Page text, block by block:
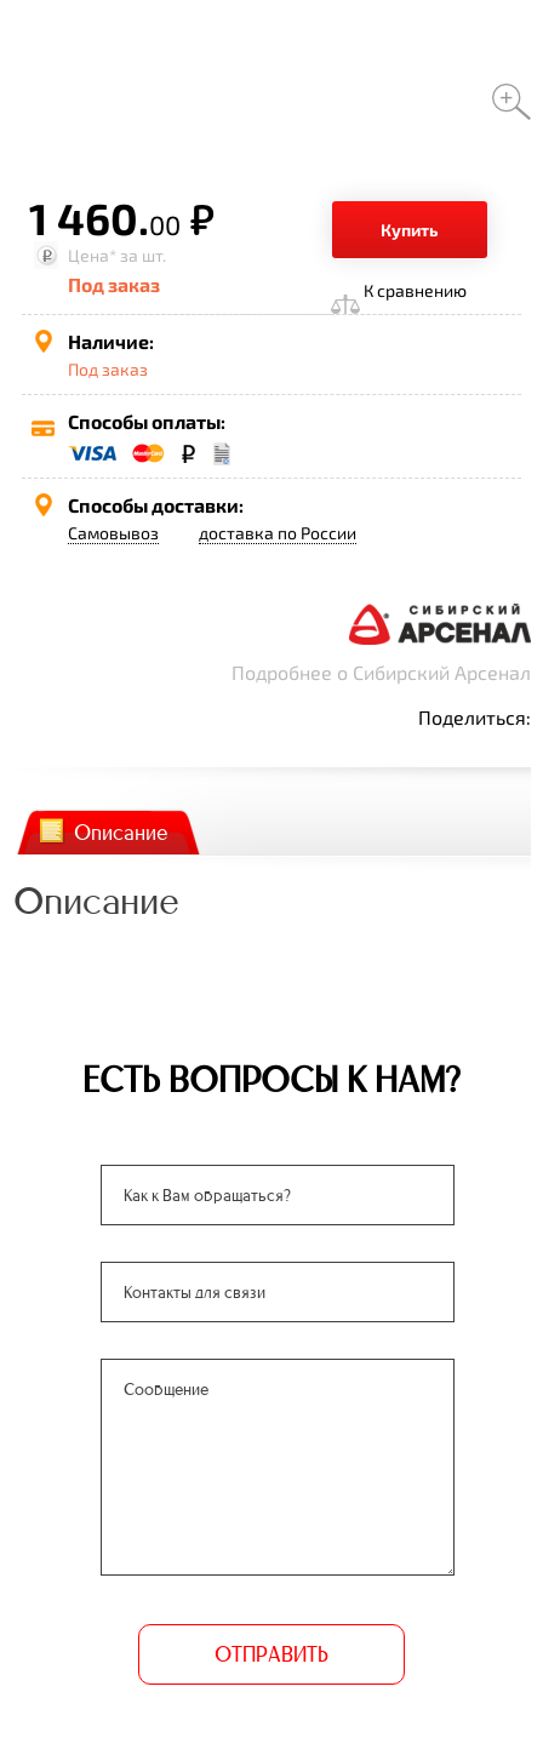
1 460.00 р.
Купить
Цена* за шт.
Под заказ К сравнению
Наличие:
Под заказ
Способы оплаты:
Способы доставки:
Самовывоз доставка по России
Подробнее о Сибирский Арсенал
Поделиться:
Описание
Описание
ЕСТЬ ВОПРОСЫ К НАМ?
ОТПРАВИТЬ